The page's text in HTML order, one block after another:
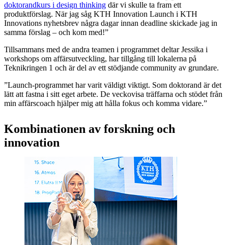
doktorandkurs i design thinking där vi skulle ta fram ett
produktförslag. När jag såg KTH Innovation Launch i KTH
Innovations nyhetsbrev några dagar innan deadline skickade jag in
samma förslag – och kom med!”
Tillsammans med de andra teamen i programmet deltar Jessika i
workshops om affärsutveckling, har tillgång till lokalerna på
Teknikringen 1 och är del av ett stödjande community av grundare.
”Launch-programmet har varit väldigt viktigt. Som doktorand är det
lätt att fastna i sitt eget arbete. De veckovisa träffarna och stödet från
min affärscoach hjälper mig att hålla fokus och komma vidare.”
Kombinationen av forskning och
innovation